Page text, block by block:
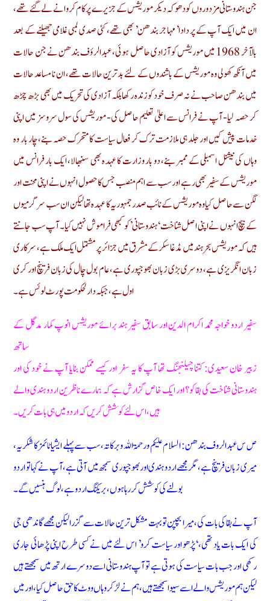
جن ہندوستانی مزدوروں کو دھوکہ دیکر موریشس کے جزیرے پر کام کروانے لے گئے تھے،
ان میں ایک آپ کے پر دادا’ مہاجر بندھن’ بھی تھے، کئی صدی لمبی غلامی جھیلنے کے بعد
بالآخر 1968 میں موریشس کو آزادی حاصل ہوئی، عبدالرؤف بندھن نے جن حالات
میں آنکھ کھولی وہ موریشس کے باشندوں کے لئے بدترین حالات تھے، ان نا مساعد حالات
میں بندھن صاحب نے نہ صرف خود کو زندہ رکھا بلکہ آزادی کی تحریک میں بھی بڑھ چڑھ
کر حصہ لیا- آپ نے فرانس سے اعلیٰ تعلیم حاصل کی- موریشس کی سول سروسز میں اپنی
خدمات پیش کیں اور جلد ہی ملازمت ترک کر فعال سیاست کا متحرک حصہ بنے، چار بار وہ
وہاں کی نیشنل اسمبلی کے ممبر بنے، دو بار وزارت کا عہدہ بھی سنبھالا، ایک بار فرانس میں
موریشس کے سفیر بھی رہے اور سب سے اہم منصب جس کا حصول انہوں نے اپنی محنت اور
لگن سے حاصل کیا وہ موریشس کے نائب صدر جمہوریہ کا عہدہ تھا لیکن ان سب سرگرمیوں
کے بیچ انہوں نے اپنی اصل شناخت ‘ہندوستانی’ کو کبھی فراموش نہیں کیا۔ آپ سب جانتے
ہیں کہ موریشس بحر ہند میں مڈغاسکر کے مشرق میں جزائر پر مشتمل ایک ملک ہے، سرکاری
زبان انگریزی ہے، دوسری بڑی زبان بھوجپوری ہے، عام بول چال کی زبان فرینچ اور کری
اول ہے، جبکہ دارلحکومت پورٹ لوئس ہے۔
سفیر اردو خواجہ محمد اکرام الدین اور سابق سفیر ہند برائے موریشس انوپ کمار مدگل کے
ساتھ
زبیر خان سعیدی: کتنا چیلنجنگ تھا آپ کا یہ سفر اور کیسے ممکن بنایا آپ نے خود کی اور
ہندوستانی شناخت کی بقا کو؟ اور ایک خاص گزارش ہے کہ ہمارے ناظرین اردو ہندی والے
ہیں، اس لئے کوشش کریں کہ اردو میں ہی بات کریں ۔
ص س عبدالروف بندھن: السلام علیکم و رحمۃ اللہ و برکاتہ، سب سے پہلے ایشیا ٹائمز کا شکریہ،
میری زبان فرینچ ہے، مگر مجھے اردو ہندی اور بھوجپوری سمجھ میں آتی ہے، آپ نے کہا تو اردو
بولنے کی کوشش کر رہا ہوں، بریکنگ اردو ہے، لوگ ہنسیں گے۔
آپ نے بقا کی بات کی، میرا بچپن تو بہت مشکل ترین حالات سے گزرا لیکن مجھے گاندھی جی
کی ایک بات یاد تھی، ‘پڑھو اور سیاست کرو’ اس لئے میں نے کسی طرح اپنی پڑھائی جاری
رکھی اور جب بات سیاست کی ہوتی ہے تو آپ ہندوستانی اسے دوسرے ارتھ میں سمجھتے ہیں
لیکن ہم موریشس والے اسے سیوا سمجھتے ہیں، ہم نے لڑ کر وہاں ووٹ کا حق حاصل کیا، اور میں